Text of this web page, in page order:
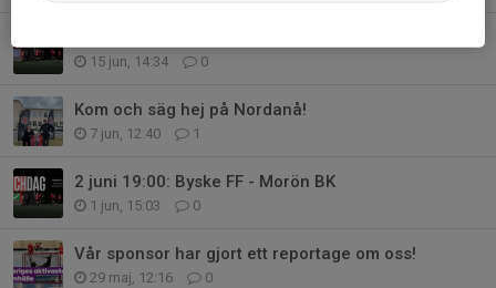
15 jun, 14:34 0
Kom och säg hej på Nordanå!
7 jun, 12:40 1
2 juni 19:00: Byske FF - Morön BK
1 jun, 15:03 0
Vår sponsor har gjort ett reportage om oss!
29 maj, 12:16 0